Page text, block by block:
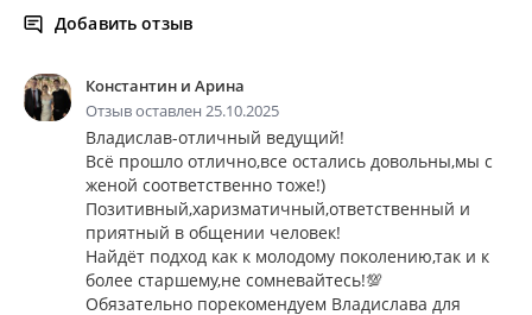
Добавить отзыв
Константин и Арина
Отзыв оставлен 25.10.2025
Владислав-отличный ведущий!
Всё прошло отлично,все остались довольны,мы с
женой соответственно тоже!)
Позитивный,харизматичный,ответственный и
приятный в общении человек!
Найдёт подход как к молодому поколению,так и к
более старшему,не сомневайтесь!💯
Обязательно порекомендуем Владислава для